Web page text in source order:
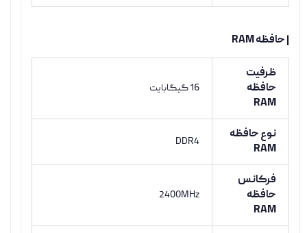
| حافظه RAM
ظرفیت
حافظه
RAM
16 گیگابایت
نوع حافظه
RAM
DDR4
فرکانس
حافظه
RAM
2400MHz